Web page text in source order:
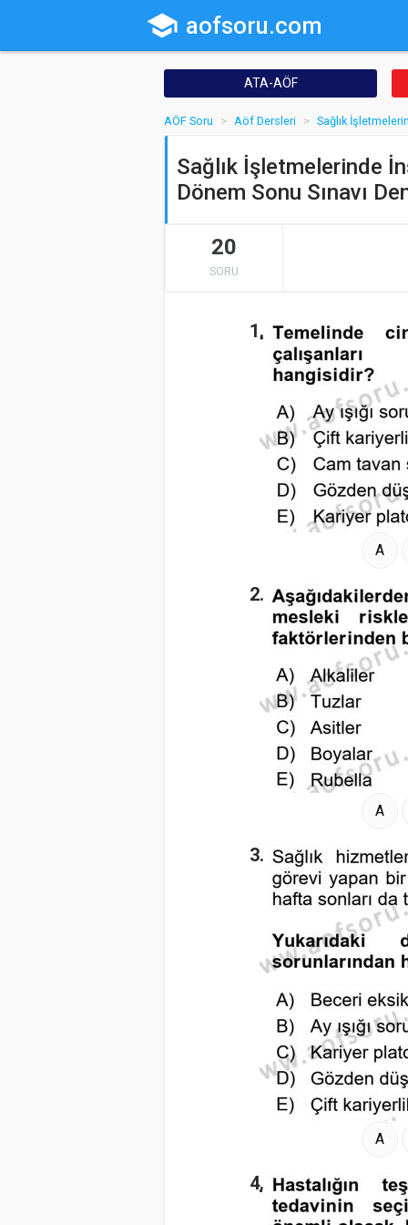
school aofsoru.com
ATA-AÖF
AÖF Soru Aöf Dersleri Sağlık
Sağlık İşletmelerinde
Dönem Sonu Sınavı
20
SORU
1.
A
2.
A
3.
A
4.